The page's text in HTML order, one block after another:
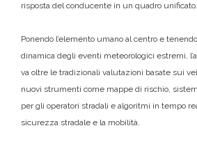
risposta del conducente in un quadro unificato.
Ponendo l’elemento umano al centro e
dinamica degli eventi meteorologici estremi,
va oltre le tradizionali valutazioni basate sui
nuovi strumenti come mappe di rischio,
per gli operatori stradali e algoritmi in tempo
sicurezza stradale e la mobilità.